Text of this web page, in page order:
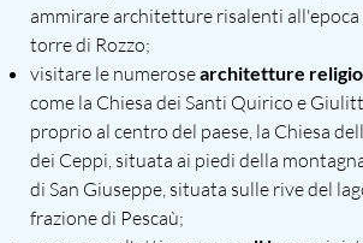
ammirare architetture risalenti all'epoca
torre di Rozzo;
visitare le numerosearchitetture
come la Chiesa dei Santi Quirico e
proprio al centro del paese, la Chiesa
dei Ceppi, situata ai piedi della
di San Giuseppe, situata sulle rive del
frazione di Pescaù;